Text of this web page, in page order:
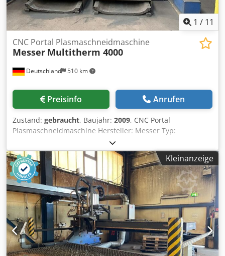
1 / 11
Deutschland 510 km
CNC Portal Plasmaschneidmaschine
Messer Multitherm 4000
Preisinfo Anrufen
Zustand: gebraucht, Baujahr: 2009, CNC Portal
Plasmaschneidmaschine Hersteller: Messer Typ:
Multitherm 4000 Baujahr: 2009 CNC-Steuerung: Global
Control Plus Spurbreite: 4.000 mm 2 x Plasma mit
Stromquelle Hypertherm HPR260 Dsdpfx Aezmv Dcjmbsck
Laufbahnlänge: 10 m 2 x Schwingerfördertisch Größe je
3x3 m ohne Filteranlage 22726ä
Kleinanzeige